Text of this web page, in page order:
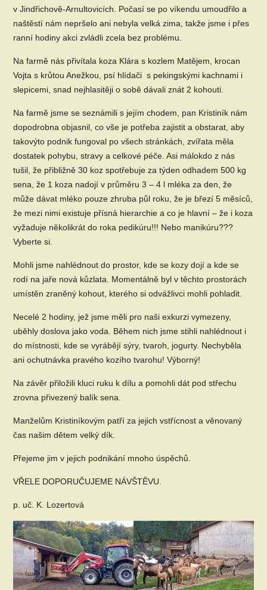
v Jindřichově-Arnultovicích. Počasí se po víkendu umoudřilo a
naštěstí nám nepršelo ani nebyla velká zima, takže jsme i přes
ranní hodiny akci zvládli zcela bez problému.
Na farmě nás přivítala koza Klára s kozlem Matějem, krocan
Vojta s krůtou Anežkou, psí hlídači s pekingskými kachnami i
slepicemi, snad nejhlasitěji o sobě dávali znát 2 kohouti.
Na farmě jsme se seznámili s jejím chodem, pan Kristiník nám
dopodrobna objasnil, co vše je potřeba zajistit a obstarat, aby
takovýto podnik fungoval po všech stránkách, zvířata měla
dostatek pohybu, stravy a celkové péče. Asi málokdo z nás
tušil, že přibližně 30 koz spotřebuje za týden odhadem 500 kg
sena, že 1 koza nadojí v průměru 3 – 4 l mléka za den, že
může dávat mléko pouze zhruba půl roku, že je březí 5 měsíců,
že mezi nimi existuje přísná hierarchie a co je hlavní – že i koza
vyžaduje několikrát do roka pedikúru!!! Nebo manikúru???
Vyberte si.
Mohli jsme nahlédnout do prostor, kde se kozy dojí a kde se
rodí na jaře nová kůzlata. Momentálně byl v těchto prostorách
umístěn zraněný kohout, kterého si odvážlivci mohli pohladit.
Necelé 2 hodiny, jež jsme měli pro naši exkurzi vymezeny,
uběhly doslova jako voda. Během nich jsme stihli nahlédnout i
do místnosti, kde se vyrábějí sýry, tvaroh, jogurty. Nechyběla
ani ochutnávka pravého kozího tvarohu! Výborný!
Na závěr přiložili kluci ruku k dílu a pomohli dát pod střechu
zrovna přivezený balík sena.
Manželům Kristiníkovým patří za jejich vstřícnost a věnovaný
čas našim dětem velký dík.
Přejeme jim v jejich podnikání mnoho úspěchů.
VŘELE DOPORUČUJEME NÁVŠTĚVU.
p. uč. K. Lozertová